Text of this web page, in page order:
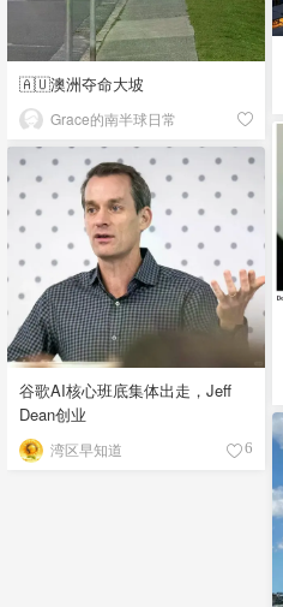
🇦🇺澳洲夺命大坡
Grace的南半球日常
谷歌AI核心班底集体出走，Jeff
Dean创业
湾区早知道 6